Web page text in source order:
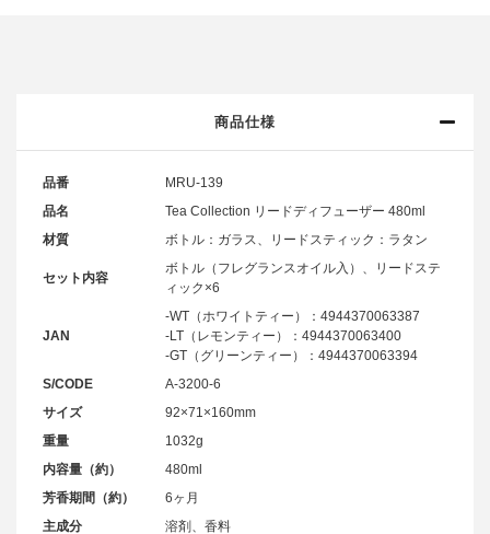
商品仕様
品番
MRU-139
品名
Tea Collection リードディフューザー 480ml
材質
ボトル：ガラス、リードスティック：ラタン
セット内容
ボトル（フレグランスオイル入）、リードステ
ィック×6
JAN
-WT（ホワイトティー）：4944370063387
-LT（レモンティー）：4944370063400
-GT（グリーンティー）：4944370063394
S/CODE
A-3200-6
サイズ
92×71×160mm
重量
1032g
内容量（約）
480ml
芳香期間（約）
6ヶ月
主成分
溶剤、香料